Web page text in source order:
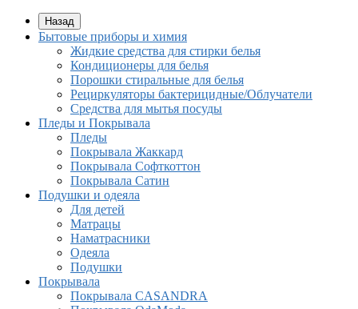
Назад
Бытовые приборы и химия
Жидкие средства для стирки белья
Кондиционеры для белья
Порошки стиральные для белья
Рециркуляторы бактерицидные/Облучатели
Средства для мытья посуды
Пледы и Покрывала
Пледы
Покрывала Жаккард
Покрывала Софткоттон
Покрывала Сатин
Подушки и одеяла
Для детей
Матрацы
Наматрасники
Одеяла
Подушки
Покрывала
Покрывалa CASANDRA